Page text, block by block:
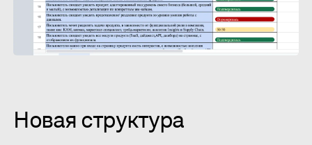
Новая структура